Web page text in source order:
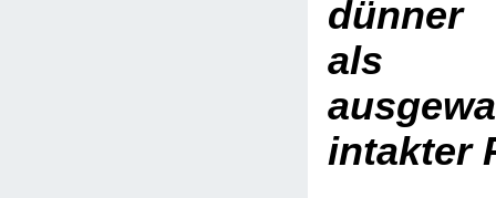
dünner
intakter